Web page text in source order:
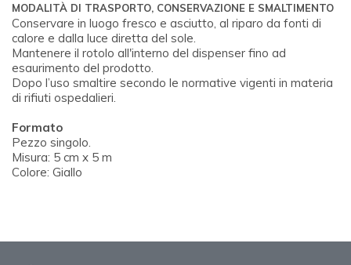
MODALITÀ DI TRASPORTO, CONSERVAZIONE E SMALTIMENTO
Conservare in luogo fresco e asciutto, al riparo da fonti di
calore e dalla luce diretta del sole.
Mantenere il rotolo all'interno del dispenser fino ad
esaurimento del prodotto.
Dopo l’uso smaltire secondo le normative vigenti in materia
di rifiuti ospedalieri.
Formato
Pezzo singolo.
Misura: 5 cm x 5 m
Colore: Giallo